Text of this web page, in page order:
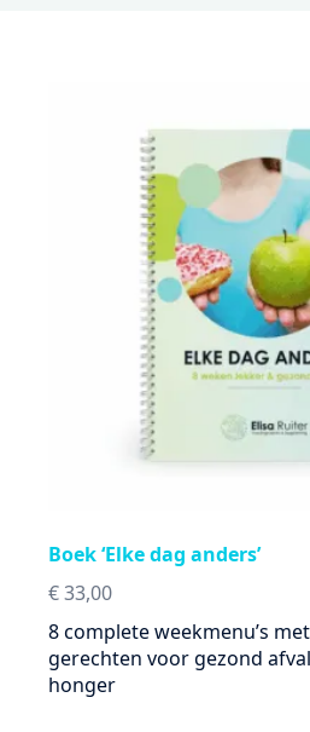
Boek ‘Elke dag anders’
€33,00
8 complete weekmenu’s
gerechten voor gezond
honger